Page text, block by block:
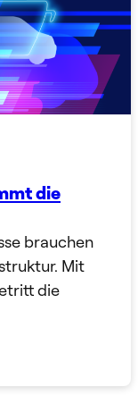
die
brauchen
Mit
die